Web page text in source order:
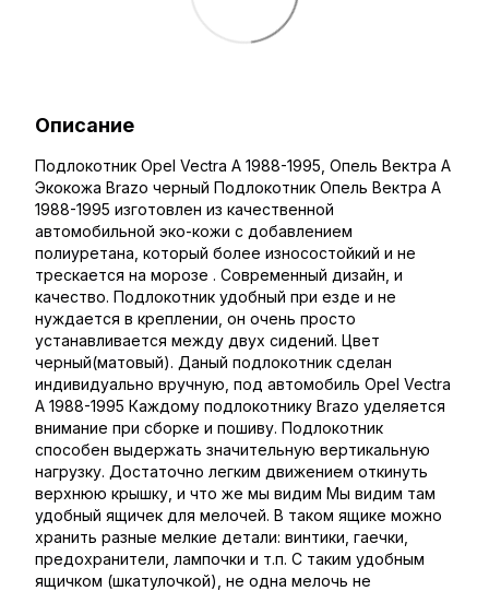
Описание
Подлокотник Opel Vectra A 1988-1995, Опель Вектра А
Экокожа Brazo черный Подлокотник Опель Вектра А
1988-1995 изготовлен из качественной
автомобильной эко-кожи с добавлением
полиуретана, который более износостойкий и не
трескается на морозе . Современный дизайн, и
качество. Подлокотник удобный при езде и не
нуждается в креплении, он очень просто
устанавливается между двух сидений. Цвет
черный(матовый). Даный подлокотник сделан
индивидуально вручную, под автомобиль Opel Vectra
A 1988-1995 Каждому подлокотнику Brazo уделяется
внимание при сборке и пошиву. Подлокотник
способен выдержать значительную вертикальную
нагрузку. Достаточно легким движением откинуть
верхнюю крышку, и что же мы видим Мы видим там
удобный ящичек для мелочей. В таком ящике можно
хранить разные мелкие детали: винтики, гаечки,
предохранители, лампочки и т.п. С таким удобным
ящичком (шкатулочкой), не одна мелочь не